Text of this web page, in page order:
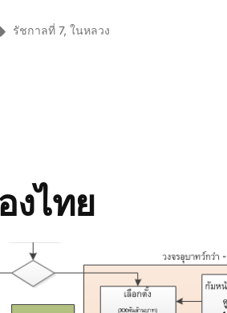
Tags:
รัชกาลที่ 7, ในหลวง
งไทย